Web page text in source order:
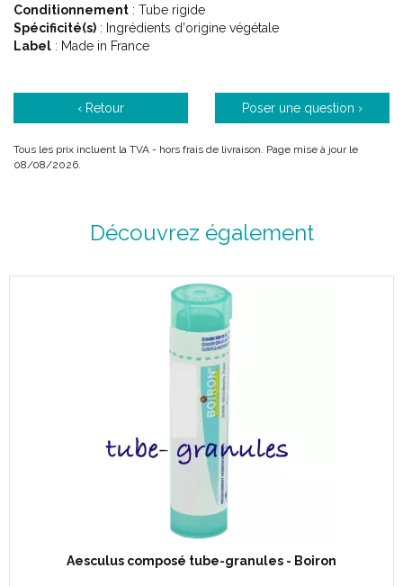
Conditionnement : Tube rigide
Spécificité(s) : Ingrédients d'origine végétale
Label : Made in France
‹ Retour Poser une question ›
Tous les prix incluent la TVA - hors frais de livraison. Page mise à jour le
08/08/2026.
Découvrez également
Aesculus composé tube-granules - Boiron